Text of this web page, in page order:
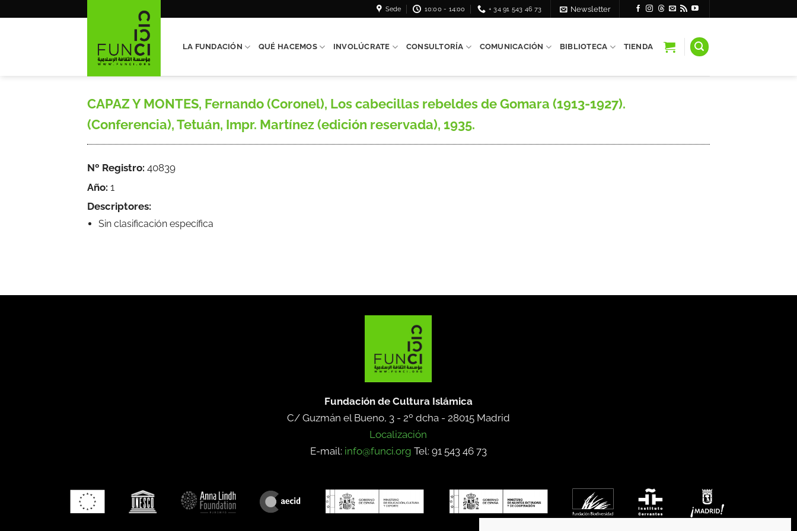
Sede 10:00 - 14:00 + 34 91 543 46 73 Newsletter
LA FUNDACIÓN QUÉ HACEMOS INVOLÚCRATE CONSULTORÍA COMUNICACIÓN BIBLIOTECA TIENDA
CAPAZ Y MONTES, Fernando (Coronel), Los cabecillas rebeldes de Gomara (1913-1927).
(Conferencia), Tetuán, Impr. Martínez (edición reservada), 1935.
Nº Registro: 40839
Año: 1
Descriptores:
Sin clasificación específica
Fundación de Cultura Islámica
C/ Guzmán el Bueno, 3 - 2º dcha - 28015 Madrid
Localización
E-mail: info@funci.org Tel: 91 543 46 73